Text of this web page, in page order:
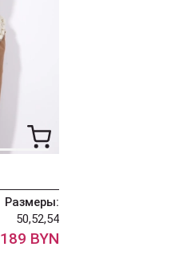
Размеры:
50,52,54
189 BYN